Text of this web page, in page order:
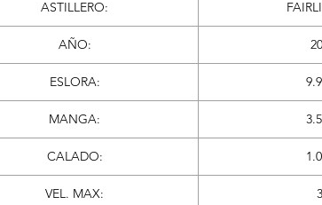
ASTILLERO:
AÑO:
ESLORA:
MANGA:
CALADO:
VEL. MAX: